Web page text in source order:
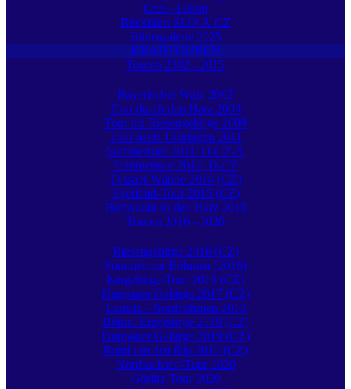
Cres - Lošinj
Rückfahrt SLO-A-CZ
Bildergalerie 2025
KRADTOUREN
Touren 2002 - 2015
Bayerischer Wald 2002
Tour durch den Harz 2004
Tour ins Riesengebirge 2009
Tour nach Thüringen 2011
Sommertour 2011: D-CZ-A
Sommertour 2012: D-CZ
Tyssaer Wände 2014 (CZ)
Egerland-Tour 2015 (CZ)
Herbsttour in den Harz 2015
Touren 2016 - 2020
Riesengebirge 2016 (CZ)
Sommertour Böhmen (2016)
Isergebirge-Tour 2016 (CZ)
Duppauer Gebirge 2017 (CZ)
Lausitz - Nordböhmen 2018
Böhm. Erzgebirge 2019 (CZ)
Duppauer Gebirge 2019 (CZ)
Rund um den Říp 2019 (CZ)
Nordsachsen-Tour 2020
Görlitz-Tour 2020